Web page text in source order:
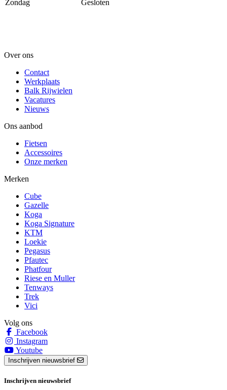
Zondag
Gesloten
Over ons
Contact
Werkplaats
Balk Rijwielen
Vacatures
Nieuws
Ons aanbod
Fietsen
Accessoires
Onze merken
Merken
Cube
Gazelle
Koga
Koga Signature
KTM
Loekie
Pegasus
Pfautec
Phatfour
Riese en Muller
Tenways
Trek
Vici
Volg ons
Facebook
Instagram
Youtube
Inschrijven nieuwsbrief
Inschrijven nieuwsbrief